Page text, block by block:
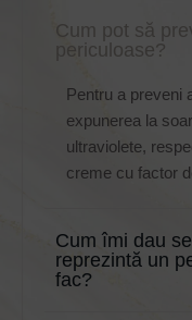
Cum pot să
periculoase?
Pentru a preveni
expunerea la
ultraviolete,
creme cu factor
Cum îmi dau
reprezintă un
fac?